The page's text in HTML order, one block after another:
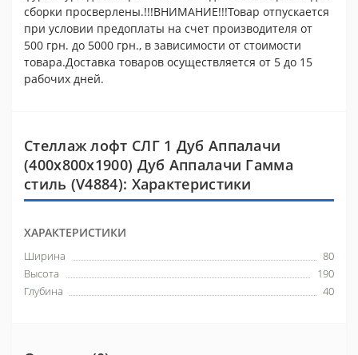
сборки просверлены.!!!ВНИМАНИЕ!!!Товар отпускается
при условии предоплаты на счет производителя от
500 грн. до 5000 грн., в зависимости от стоимости
товара.Доставка товаров осуществляется от 5 до 15
рабочих дней.
Стеллаж лофт СЛГ 1 Дуб Аппалачи
(400x800x1900) Дуб Аппалачи Гамма
стиль (V4884): Характеристики
ХАРАКТЕРИСТИКИ
Ширина
80
Высота
190
Глубина
40